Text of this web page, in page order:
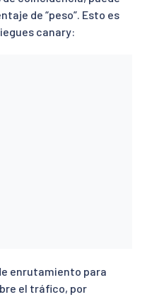
de “peso”. Esto es
canary:
enrutamiento para
el tráfico, por